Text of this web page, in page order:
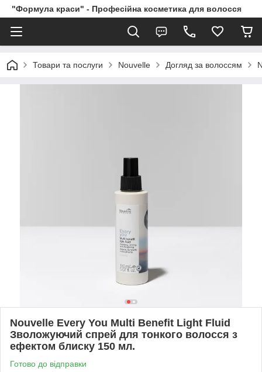
"Формула краси" - Професійна косметика для волосся
Товари та послуги Nouvelle Догляд за волоссям
Nouvelle Every You Multi Benefit Light Fluid
Зволожуючий спрей для тонкого волосся з
ефектом блиску 150 мл.
Готово до відправки